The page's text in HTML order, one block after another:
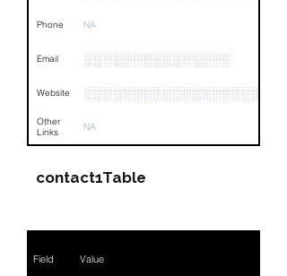
Phone NA
Email ░░░░░░░░░░░░░░░
Website
Other
Links
NA
contact1Table
Field Value